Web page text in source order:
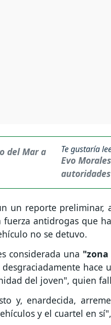
Te gustaría
Evo
un reporte preliminar,
antidrogas que
no se detuvo.
considerada una
desgraciadamente hace
del joven", quien
y, enardecida,
y el cuartel en